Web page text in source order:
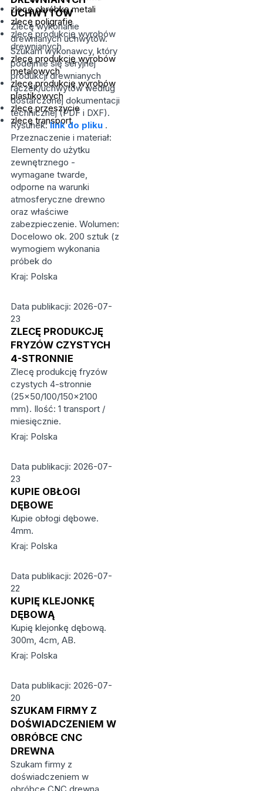
zlecę obróbkę metali
zlecę poligrafię
zlecę produkcję wyrobów
drewnianych
zlecę produkcję wyrobów
metalowych
zlecę produkcję wyrobów
plastikowych
zlecę przeszycie
zlecę transport
UCHWYTÓW
Zlecę wykonanie
drewnianych uchwytów.
Szukam wykonawcy, który
podejmie się seryjnej
produkcji drewnianych
rączek/uchwytów według
dostarczonej dokumentacji
technicznej (PDF i DXF).
Rysunek:link do pliku.
Przeznaczenie i materiał:
Elementy do użytku
zewnętrznego -
wymagane twarde,
odporne na warunki
atmosferyczne drewno
oraz właściwe
zabezpieczenie. Wolumen:
Docelowo ok. 200 sztuk (z
wymogiem wykonania
próbek do
Kraj: Polska
Data publikacji: 2026-07-
23
ZLECĘ PRODUKCJĘ
FRYZÓW CZYSTYCH
4-STRONNIE
Zlecę produkcję fryzów
czystych 4-stronnie
(25x50/100/150x2100
mm). Ilość: 1 transport /
miesięcznie.
Kraj: Polska
Data publikacji: 2026-07-
23
KUPIE OBŁOGI
DĘBOWE
Kupie obłogi dębowe.
4mm.
Kraj: Polska
Data publikacji: 2026-07-
22
KUPIĘ KLEJONKĘ
DĘBOWĄ
Kupię klejonkę dębową.
300m, 4cm, AB.
Kraj: Polska
Data publikacji: 2026-07-
20
SZUKAM FIRMY Z
DOŚWIADCZENIEM W
OBRÓBCE CNC
DREWNA
Szukam firmy z
doświadczeniem w